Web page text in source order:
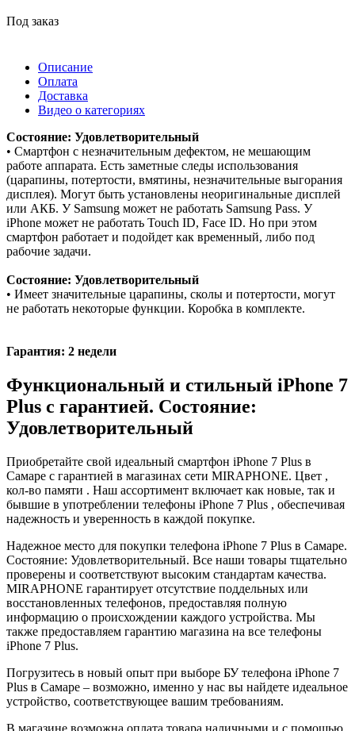
Под заказ
Описание
Оплата
Доставка
Видео о категориях
Состояние: Удовлетворительный
• Смартфон с незначительным дефектом, не мешающим
работе аппарата. Есть заметные следы использования
(царапины, потертости, вмятины, незначительные выгорания
дисплея). Могут быть установлены неоригинальные дисплей
или АКБ. У Samsung может не работать Samsung Pass. У
iPhone может не работать Touch ID, Face ID. Но при этом
смартфон работает и подойдет как временный, либо под
рабочие задачи.
Состояние: Удовлетворительный
• Имеет значительные царапины, сколы и потертости, могут
не работать некоторые функции. Коробка в комплекте.
Гарантия: 2 недели
Функциональный и стильный iPhone 7
Plus с гарантией. Состояние:
Удовлетворительный
Приобретайте свой идеальный смартфон iPhone 7 Plus в
Самаре с гарантией в магазинах сети MIRAPHONE. Цвет ,
кол-во памяти . Наш ассортимент включает как новые, так и
бывшие в употреблении телефоны iPhone 7 Plus , обеспечивая
надежность и уверенность в каждой покупке.
Надежное место для покупки телефона iPhone 7 Plus в Самаре.
Состояние: Удовлетворительный. Все наши товары тщательно
проверены и соответствуют высоким стандартам качества.
MIRAPHONE гарантирует отсутствие поддельных или
восстановленных телефонов, предоставляя полную
информацию о происхождении каждого устройства. Мы
также предоставляем гарантию магазина на все телефоны
iPhone 7 Plus.
Погрузитесь в новый опыт при выборе БУ телефона iPhone 7
Plus в Самаре – возможно, именно у нас вы найдете идеальное
устройство, соответствующее вашим требованиям.
В магазине возможна оплата товара наличными и с помощью